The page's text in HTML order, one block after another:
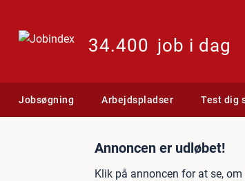
34.400 job i dag
Jobsøgning Arbejdspladser Test dig
Jobannonce: Lærer
Annoncen er udløbet!
Klik på annoncen for at se,